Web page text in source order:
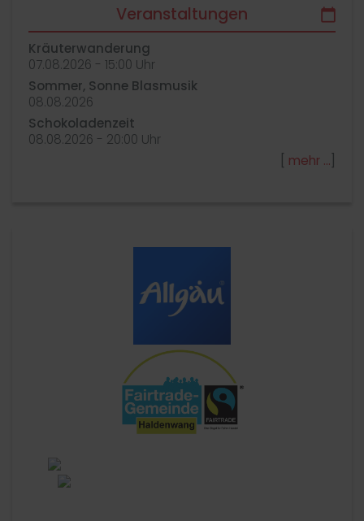
Veranstaltungen
Kräuterwanderung
07.​08.​2026 - 15:00 Uhr
Sommer, Sonne Blasmusik
08.​08.​2026
Schokoladenzeit
08.​08.​2026 - 20:00 Uhr
mehr